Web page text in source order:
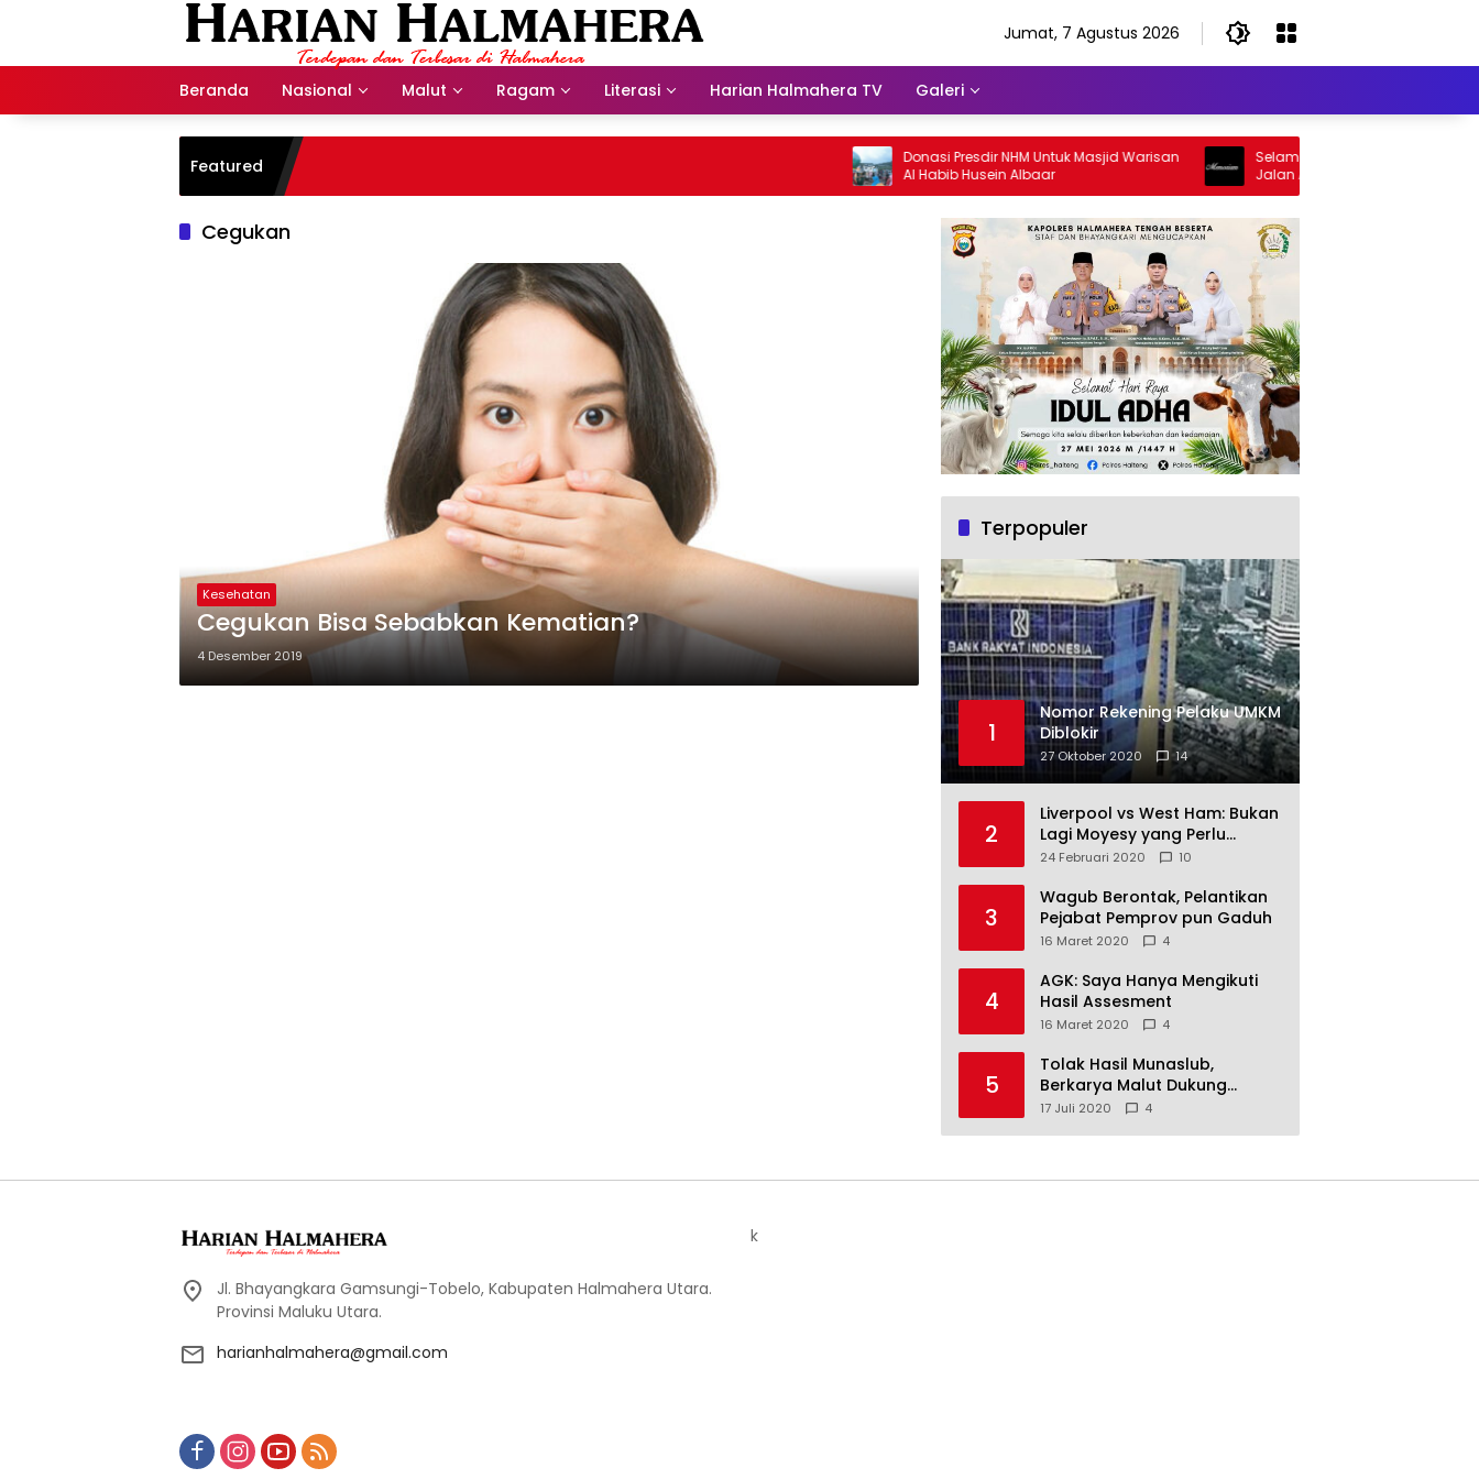
Jumat, 7 Agustus 2026
Beranda Nasional Malut Ragam Literasi Harian Halmahera TV Galeri
Featured
Donasi Presdir NHM Untuk Masjid Warisan
Al Habib Husein Albaar
Selamat Jalan Sang Inspirator,
Jalan Abangku Yuslam Idris
Cegukan
Kesehatan
Cegukan Bisa Sebabkan Kematian?
4 Desember 2019
Terpopuler
1
Nomor Rekening Pelaku UMKM
Diblokir
27 Oktober 2020 14
2
Liverpool vs West Ham: Bukan
Lagi Moyesy yang Perlu
Ditakuti
24 Februari 2020 10
3
Wagub Berontak, Pelantikan
Pejabat Pemprov pun Gaduh
16 Maret 2020 4
4
AGK: Saya Hanya Mengikuti
Hasil Assesment
16 Maret 2020 4
5
Tolak Hasil Munaslub,
Berkarya Malut Dukung
Tommy Soeharto
17 Juli 2020 4
Jl. Bhayangkara Gamsungi-Tobelo, Kabupaten Halmahera Utara.
Provinsi Maluku Utara.
harianhalmahera@gmail.com
k